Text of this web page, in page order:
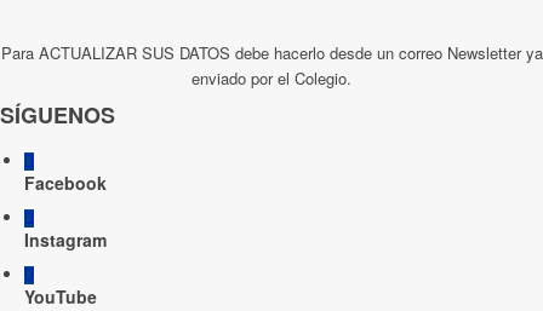
Para ACTUALIZAR SUS DATOS debe hacerlo desde un correo Newsletter ya
enviado por el Colegio.
SÍGUENOS
Facebook
Instagram
YouTube